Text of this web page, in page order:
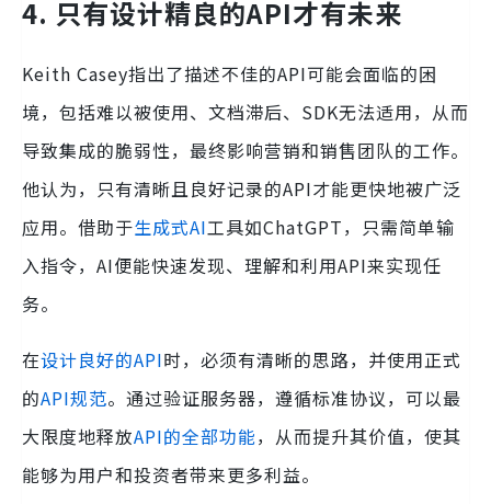
4. 只有设计精良的API才有未来
Keith Casey指出了描述不佳的API可能会面临的困
境，包括难以被使用、文档滞后、SDK无法适用，从而
导致集成的脆弱性，最终影响营销和销售团队的工作。
他认为，只有清晰且良好记录的API才能更快地被广泛
应用。借助于生成式AI工具如ChatGPT，只需简单输
入指令，AI便能快速发现、理解和利用API来实现任
务。
在设计良好的API时，必须有清晰的思路，并使用正式
的API规范。通过验证服务器，遵循标准协议，可以最
大限度地释放API的全部功能，从而提升其价值，使其
能够为用户和投资者带来更多利益。